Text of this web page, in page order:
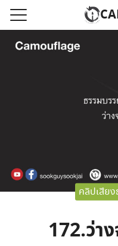
Skip
content
ม
for:
คลิปเสีย
172.ว่า